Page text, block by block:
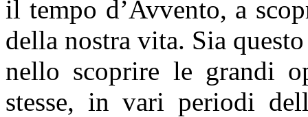
il tempo d’Avvento, a
della nostra vita. Sia
nello scoprire le grandi
stesse, in vari periodi